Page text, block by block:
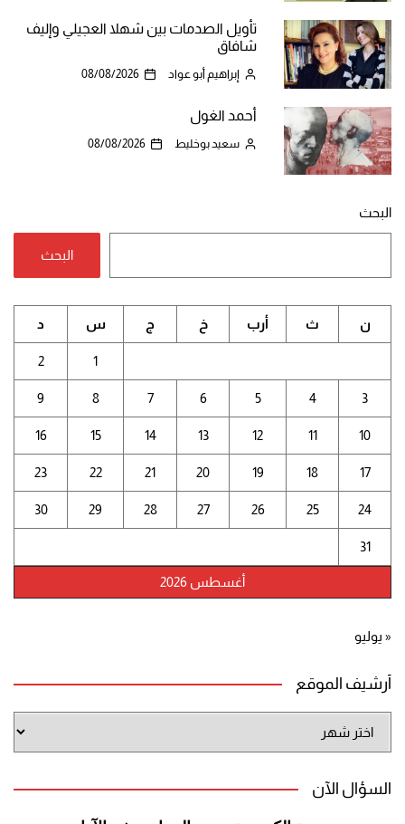
تأويل الصدمات بين شهلا العجيلي وإليف
شافاق
إبراهيم أبو عواد 08/08/2026
أحمد الغول
سعيد بوخليط 08/08/2026
البحث
البحث
أغسطس 2026
ن ث أرب خ ج س د
1
2
3
4
5
6
7
8
9
10
11
12
13
14
15
16
17
18
19
20
21
22
23
24
25
26
27
28
29
30
31
« يوليو
أرشيف الموقع
الموقع
السؤال الآن